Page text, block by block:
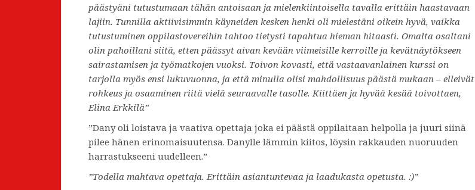
päästyäni tutustumaan tähän antoisaan ja mielenkiintoisella tavalla erittäin haastavaan
lajiin. Tunnilla aktiivisimmin käyneiden kesken henki oli mielestäni oikein hyvä, vaikka
tutustuminen oppilastovereihin tahtoo tietysti tapahtua hieman hitaasti. Omalta osaltani
olin pahoillani siitä, etten päässyt aivan kevään viimeisille kerroille ja kevätnäytökseen
sairastamisen ja työmatkojen vuoksi. Toivon kovasti, että vastaavanlainen kurssi on
tarjolla myös ensi lukuvuonna, ja että minulla olisi mahdollisuus päästä mukaan – elleivät
rohkeus ja osaaminen riitä vielä seuraavalle tasolle. Kiittäen ja hyvää kesää toivottaen,
Elina Erkkilä”
”Dany oli loistava ja vaativa opettaja joka ei päästä oppilaitaan helpolla ja juuri siinä
pilee hänen erinomaisuutensa. Danylle lämmin kiitos, löysin rakkauden nuoruuden
harrastukseeni uudelleen.”
”Todella mahtava opettaja. Erittäin asiantuntevaa ja laadukasta opetusta. :)”